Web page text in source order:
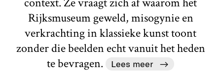
Rijksmuseum geweld, misogynie en
verkrachting in klassieke kunst toont
zonder die beelden echt vanuit het heden
te bevragen.
Lees meer